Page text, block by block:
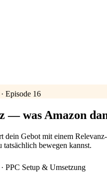
Episode 16
— was Amazon
Gebot mit einem
bewegen kannst.
PPC Setup & Umsetzung